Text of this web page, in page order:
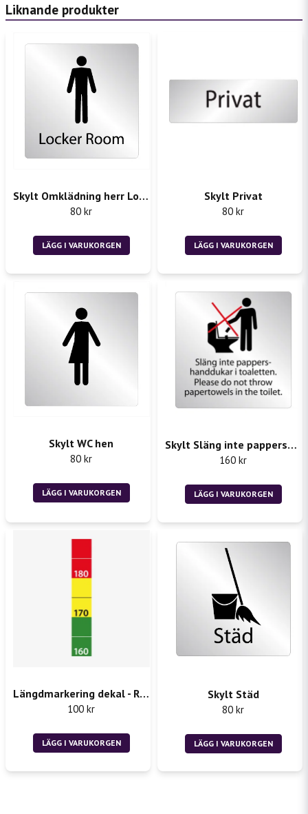
email
Ja, ni får publicera min fråga
Liknande produkter
Skylt Omklädning herr Locker Room
80 kr
LÄGG I VARUKORGEN
Skylt Privat
80 kr
LÄGG I VARUKORGEN
Skylt WC hen
80 kr
LÄGG I VARUKORGEN
Skylt Släng inte pappershanddukar i toaletten
160 kr
LÄGG I VARUKORGEN
Längdmarkering dekal - Rån 2st 50x300mm
100 kr
LÄGG I VARUKORGEN
Skylt Städ
80 kr
LÄGG I VARUKORGEN